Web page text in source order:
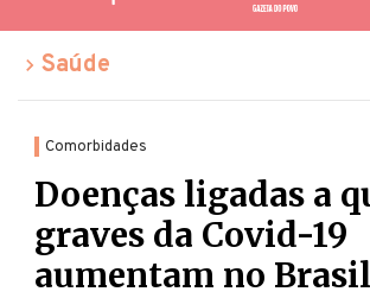
Saúde
Comorbidades
Doenças ligadas a
graves da Covid-19
aumentam no Brasil